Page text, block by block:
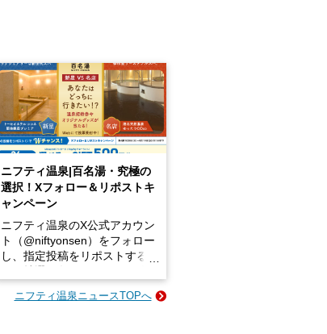
ニフティ温泉|百名湯・究極の
選択！Xフォロー＆リポストキ
ャンペーン
ニフティ温泉のX公式アカウン
ト（@niftyonsen）をフォロー
し、指定投稿をリポストする
GIFT500円分をプレゼントい
ニフティ温泉ニュースTOPへ